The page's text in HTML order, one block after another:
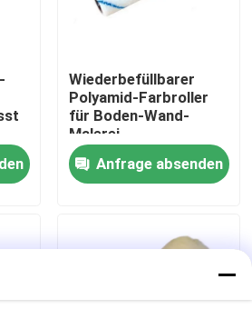
Wiederbefüllbarer
Polyamid-Farbroller
für Boden-Wand-
Malerei
Anfrage absenden